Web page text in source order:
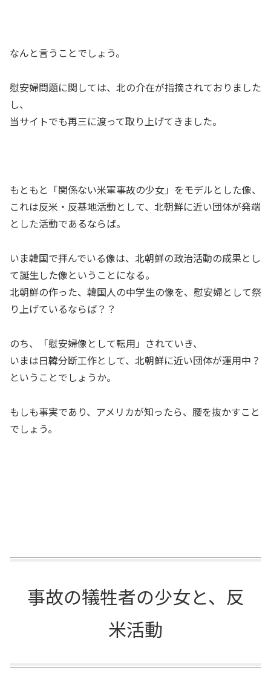
なんと言うことでしょう。
慰安婦問題に関しては、北の介在が指摘されておりました
し、
当サイトでも再三に渡って取り上げてきました。
もともと「関係ない米軍事故の少女」をモデルとした像、
これは反米・反基地活動として、北朝鮮に近い団体が発端
とした活動であるならば。
いま韓国で拝んでいる像は、北朝鮮の政治活動の成果とし
て誕生した像ということになる。
北朝鮮の作った、韓国人の中学生の像を、慰安婦として祭
り上げているならば？？
のち、「慰安婦像として転用」されていき、
いまは日韓分断工作として、北朝鮮に近い団体が運用中？
ということでしょうか。
もしも事実であり、アメリカが知ったら、腰を抜かすこと
でしょう。
事故の犠牲者の少女と、反
米活動